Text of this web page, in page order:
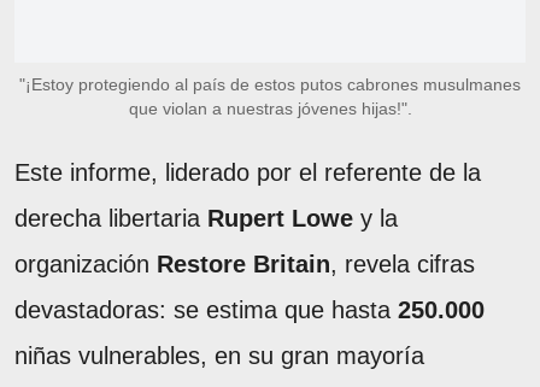
"¡Estoy protegiendo al país de estos putos cabrones musulmanes
que violan a nuestras jóvenes hijas!".
Este informe, liderado por el referente de la
derecha libertaria Rupert Lowe y la
organización Restore Britain, revela cifras
devastadoras: se estima que hasta 250.000
niñas vulnerables, en su gran mayoría